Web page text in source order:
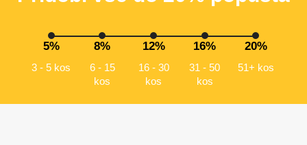
5%
3 - 5 kos
8%
6 - 15
kos
12%
16 - 30
kos
16%
31 - 50
kos
20%
51+ kos